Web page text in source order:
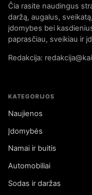
Čia rasite naudingus
daržą, augalus,
įdomybes bei
paprasčiau, sveikiau ir
Redakcija:
KATEGORIJOS
Naujienos
Įdomybės
Namai ir buitis
Automobiliai
Sodas ir daržas